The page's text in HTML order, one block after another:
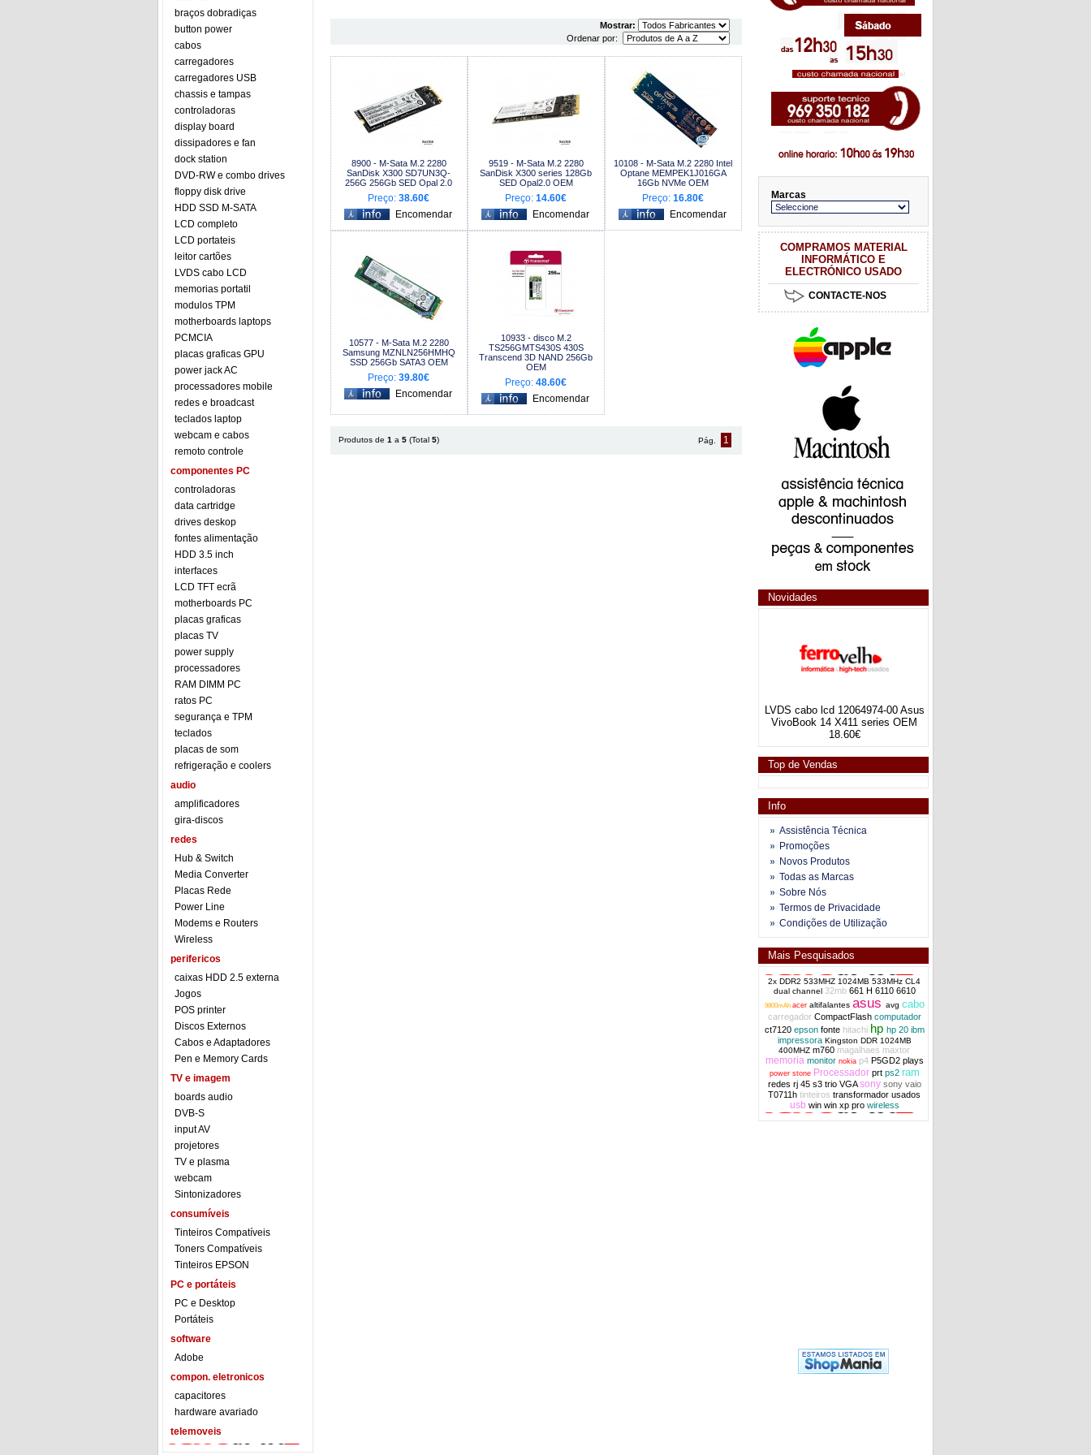
braços dobradiças
button power
cabos
carregadores
carregadores USB
chassis e tampas
controladoras
display board
dissipadores e fan
dock station
DVD-RW e combo drives
floppy disk drive
HDD SSD M-SATA
LCD completo
LCD portateis
leitor cartões
LVDS cabo LCD
memorias portatil
modulos TPM
motherboards laptops
PCMCIA
placas graficas GPU
power jack AC
processadores mobile
redes e broadcast
teclados laptop
webcam e cabos
remoto controle
componentes PC
controladoras
data cartridge
drives deskop
fontes alimentação
HDD 3.5 inch
interfaces
LCD TFT ecrã
motherboards PC
placas graficas
placas TV
power supply
processadores
RAM DIMM PC
ratos PC
segurança e TPM
teclados
placas de som
refrigeração e coolers
audio
amplificadores
gira-discos
redes
Hub & Switch
Media Converter
Placas Rede
Power Line
Modems e Routers
Wireless
perifericos
caixas HDD 2.5 externa
Jogos
POS printer
Discos Externos
Cabos e Adaptadores
Pen e Memory Cards
TV e imagem
boards audio
DVB-S
input AV
projetores
TV e plasma
webcam
Sintonizadores
consumíveis
Tinteiros Compatíveis
Toners Compatíveis
Tinteiros EPSON
PC e portáteis
PC e Desktop
Portáteis
software
Adobe
compon. eletronicos
capacitores
hardware avariado
telemoveis
Mostrar:
Ordenar por:
8900 - M-Sata M.2 2280
SanDisk X300 SD7UN3Q-
256G 256Gb SED Opal 2.0
Preço: 38.60€
9519 - M-Sata M.2 2280
SanDisk X300 series 128Gb
SED Opal2.0 OEM
Preço: 14.60€
10108 - M-Sata M.2 2280 Intel
Optane MEMPEK1J016GA
16Gb NVMe OEM
Preço: 16.80€
10577 - M-Sata M.2 2280
Samsung MZNLN256HMHQ
SSD 256Gb SATA3 OEM
Preço: 39.80€
10933 - disco M.2
TS256GMTS430S 430S
Transcend 3D NAND 256Gb
OEM
Preço: 48.60€
Produtos de 1 a 5(Total 5) Pág. 1
Marcas
COMPRAMOS MATERIAL
INFORMÁTICO E
ELECTRÓNICO USADO
CONTACTE-NOS
Novidades
LVDS cabo lcd 12064974-00 Asus
VivoBook 14 X411 series OEM
18.60€
Top de Vendas
Info
Assistência Técnica
Promoções
Novos Produtos
Todas as Marcas
Sobre Nós
Termos de Privacidade
Condições de Utilização
Mais Pesquisados
2x DDR2 533MHZ 1024MB 533MHz CL4
dual channel 32mb 661 H 6110 6610
9800mAh acer altifalantes asus avg cabo
carregador CompactFlash computador
ct7120 epson fonte hitachi hp hp 20 ibm
impressora Kingston DDR 1024MB
400MHZ m760 magalhaes maxtor
memoria monitor nokia p4 P5GD2 plays
power stone Processador prt ps2 ram
redes rj 45 s3 trio VGAsony sony vaio
T0711h tinteiros transformador usados
usb win win xp pro wireless